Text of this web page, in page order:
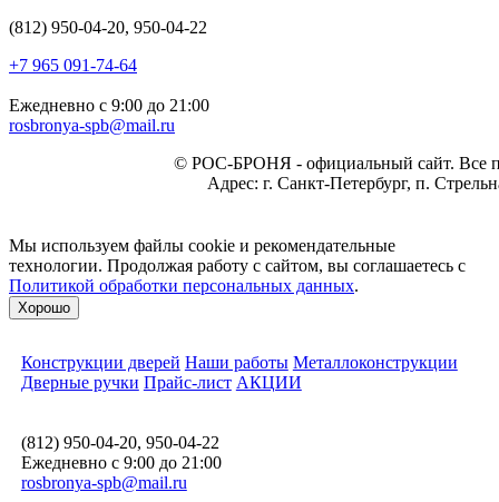
(812) 950-04-20, 950-04-22
+7 965 091-74-64
Ежедневно с 9:00 до 21:00
rosbronya-spb@mail.ru
© РОС-БРОНЯ- официальный сайт. Все
Адрес: г. Санкт-Петербург, п.
Мы используем файлы cookie и рекомендательные
технологии. Продолжая работу с сайтом, вы соглашаетесь с
Политикой обработки персональных данных.
Хорошо
Конструкции дверей Наши работы Металлоконструкции
Дверные ручки Прайс-лист АКЦИИ
(812) 950-04-20, 950-04-22
Ежедневно с 9:00 до 21:00
rosbronya-spb@mail.ru